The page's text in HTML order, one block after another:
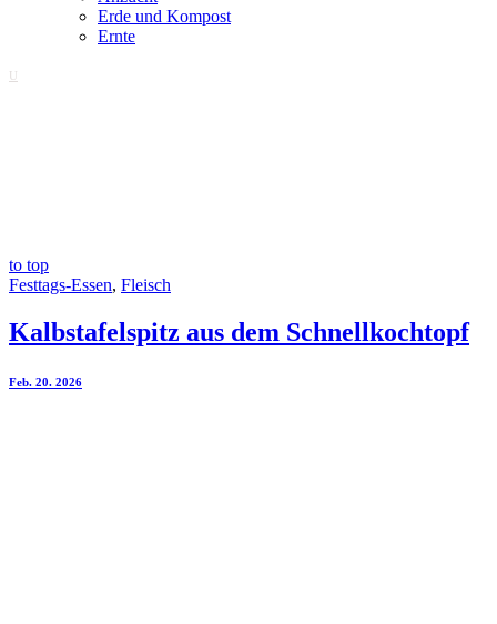
Erde und Kompost
Ernte
to top
Festtags-Essen, Fleisch
Kalbstafelspitz aus dem Schnellkochtopf
Feb. 20. 2026